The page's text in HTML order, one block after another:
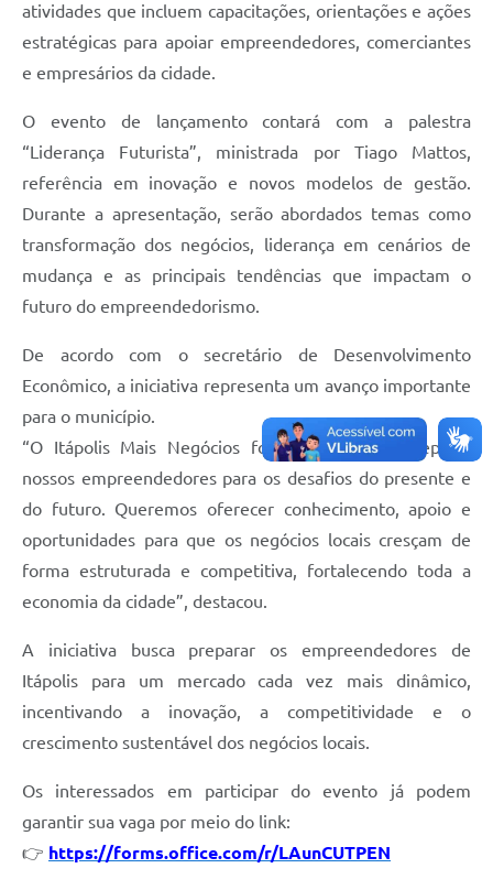
Carta de Serviços
Notícias
Turismo
Projetos
Contas Públicas
Links
Transparência
Enquete
Agenda
Diário Oficial
atividades que incluem capacitações, orientações e ações
estratégicas para apoiar empreendedores, comerciantes
e empresários da cidade.
O evento de lançamento contará com a palestra
“Liderança Futurista”, ministrada por Tiago Mattos,
referência em inovação e novos modelos de gestão.
Durante a apresentação, serão abordados temas como
transformação dos negócios, liderança em cenários de
mudança e as principais tendências que impactam o
futuro do empreendedorismo.
De acordo com o secretário de Desenvolvimento
Econômico, a iniciativa representa um avanço importante
para o município.
“O Itápolis Mais Negócios foi pensado para preparar
nossos empreendedores para os desafios do presente e
do futuro. Queremos oferecer conhecimento, apoio e
oportunidades para que os negócios locais cresçam de
forma estruturada e competitiva, fortalecendo toda a
economia da cidade”, destacou.
A iniciativa busca preparar os empreendedores de
Itápolis para um mercado cada vez mais dinâmico,
incentivando a inovação, a competitividade e o
crescimento sustentável dos negócios locais.
Os interessados em participar do evento já podem
garantir sua vaga por meio do link:
👉 https://forms.office.com/r/LAunCUTPEN